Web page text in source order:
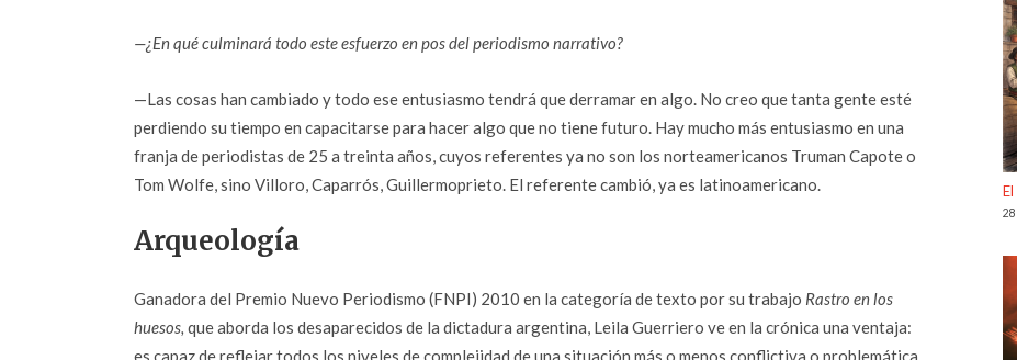
—¿En qué culminará todo este esfuerzo en pos del periodismo narrativo?
—Las cosas han cambiado y todo ese entusiasmo tendrá que derramar en algo. No creo que tanta gente esté
perdiendo su tiempo en capacitarse para hacer algo que no tiene futuro. Hay mucho más entusiasmo en una
franja de periodistas de 25 a treinta años, cuyos referentes ya no son los norteamericanos Truman Capote o
Tom Wolfe, sino Villoro, Caparrós, Guillermoprieto. El referente cambió, ya es latinoamericano.
Arqueología
Ganadora del Premio Nuevo Periodismo (FNPI) 2010 en la categoría de texto por su trabajo Rastro en los
huesos, que aborda los desaparecidos de la dictadura argentina, Leila Guerriero ve en la crónica una ventaja:
es capaz de reflejar todos los niveles de complejidad de una situación más o menos conflictiva o problemática.